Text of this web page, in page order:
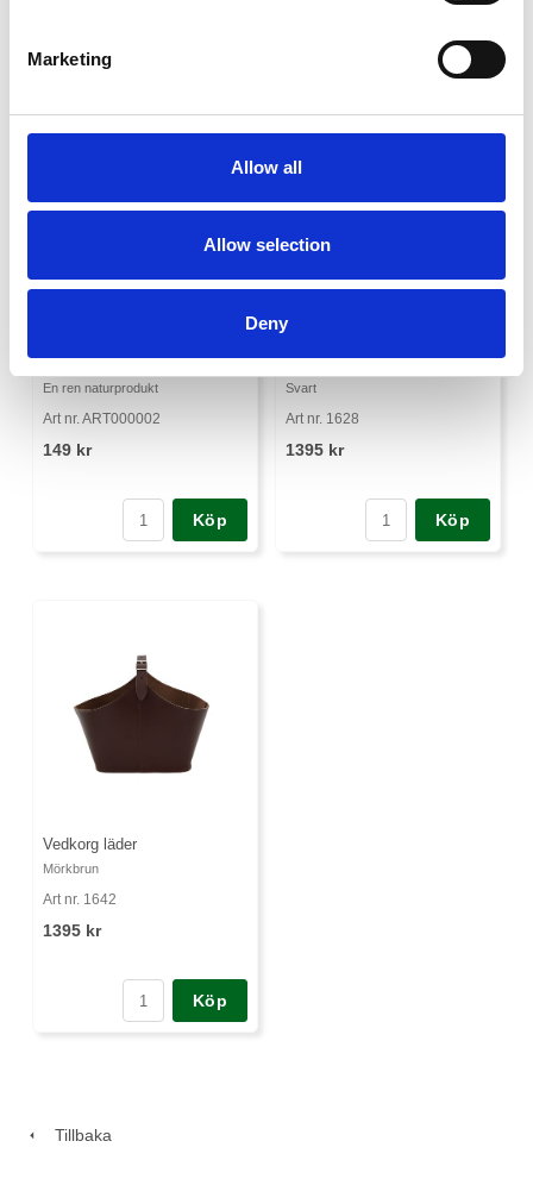
Marketing
Allow all
Allow selection
Deny
Du kanske också är intresserad av
Läderbalsam
En ren naturprodukt
Art nr. ART000002
149 kr
Köp
Vedkorg läder
Svart
Art nr. 1628
1395 kr
Köp
Vedkorg läder
Mörkbrun
Art nr. 1642
1395 kr
Köp
Tillbaka